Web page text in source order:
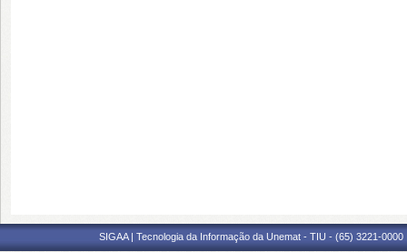
SIGAA | Tecnologia da Informação da Unemat - TIU - (65) 3221-